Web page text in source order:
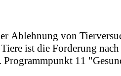
Ablehnung von
ist die Forderung
Programmpunkt 11